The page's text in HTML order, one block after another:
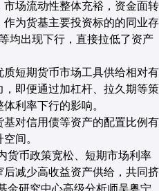
场流动性整体充裕，资金面转
为货基主要投资标的的同业存
均出现下行，直接拉低了资产
短期货币市场工具供给相对有
即便通过加杠杆、拉久期等策
利率下行的影响。
对信用债等资产的配置比例有
间。
货币政策宽松、短期市场利率
减少高收益资产供给，共同挤